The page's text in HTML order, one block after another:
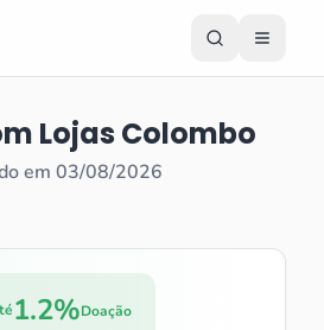
Lojas Colombo
em 03/08/2026
1.2%Doação